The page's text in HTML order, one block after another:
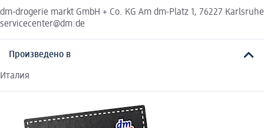
dm-drogerie markt GmbH + Co. KG Am dm-Platz 1, 76227 Karlsruhe
servicecenter@dm.de
Произведено в
Италия